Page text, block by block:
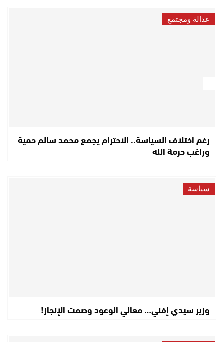
عدالة ومجتمع
رغم اختلاف السياسة.. الاحترام يجمع محمد سالم حمية
وراغب حرمة الله
سياسة
وزير سيدي إفني… معالي الوعود وصمت الإنجاز!